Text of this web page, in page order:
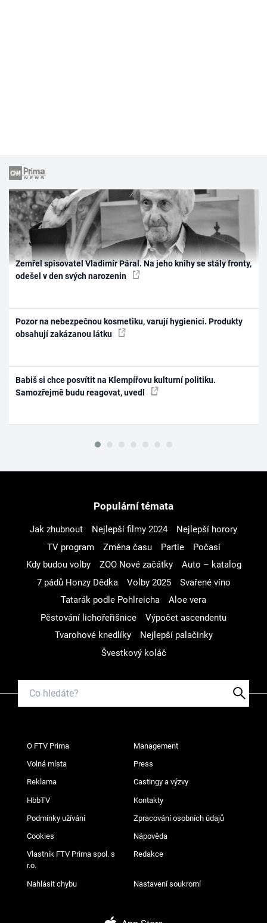
Zemřel spisovatel Vladimír Páral. Na jeho knihy se stály fronty,
odešel v den svých narozenin
Pozor na nebezpečnou kosmetiku, varují hygienici. Produkty
obsahují zakázanou látku
Babiš si chce posvítit na Klempířovu kulturní politiku.
Samozřejmě budu reagovat, uvedl
Populární témata
Jak zhubnout Nejlepší filmy 2024
Nejlepší horory
TV program
Změna času Partie
Počasí
Kdy budou volby
ZOO Nové začátky
Auto – katalog
7 pádů Honzy Dědka
Volby 2025
Svařené víno
Tatarák podle Pohlreicha
Aloe vera
Pěstování lichořeřišnice
Výpočet ascendentu
Tvarohové knedlíky
Nejlepší palačinky
Švestkový koláč
O FTV Prima Management
Volná místa Press
Reklama Castingy a výzvy
HbbTV Kontakty
Podmínky užívání Zpracování osobních údajů
Cookies Nápověda
Vlastník FTV Prima spol. s
r.o.
Redakce
Nahlásit chybu Nastavení soukromí